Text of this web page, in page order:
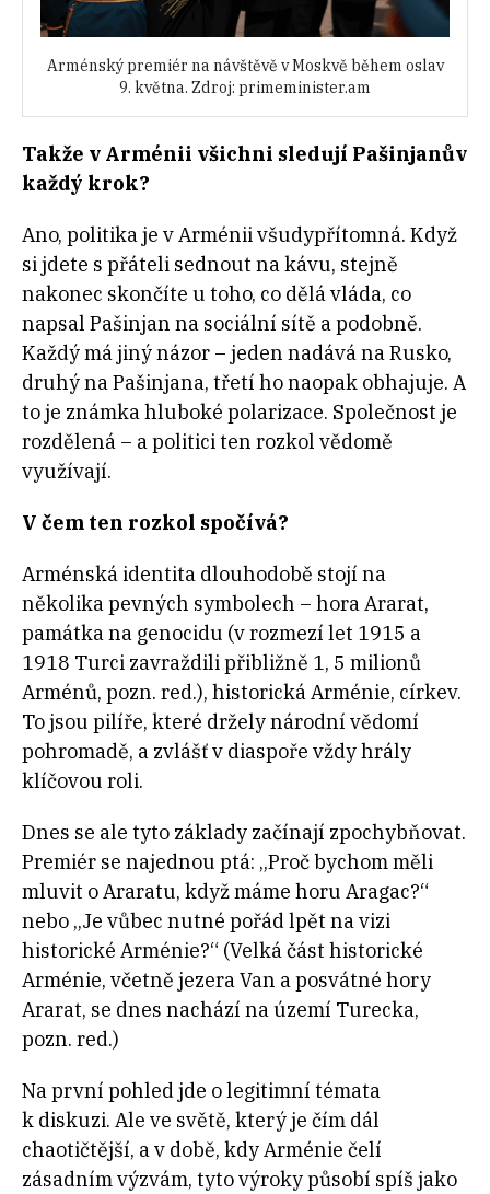
Arménský premiér na návštěvě v Moskvě během oslav
9. května. Zdroj: primeminister.am
Takže v Arménii všichni sledují Pašinjanův
každý krok?
Ano, politika je v Arménii všudypřítomná. Když
si jdete s přáteli sednout na kávu, stejně
nakonec skončíte u toho, co dělá vláda, co
napsal Pašinjan na sociální sítě a podobně.
Každý má jiný názor – jeden nadává na Rusko,
druhý na Pašinjana, třetí ho naopak obhajuje. A
to je známka hluboké polarizace. Společnost je
rozdělená – a politici ten rozkol vědomě
využívají.​​
V čem ten rozkol spočívá?
Arménská identita dlouhodobě stojí na
několika pevných symbolech – hora Ararat,
památka na genocidu (v rozmezí let 1915 a
1918 Turci zavraždili přibližně 1, 5 milionů
Arménů, pozn. red.), historická Arménie, církev.
To jsou pilíře, které držely národní vědomí
pohromadě, a zvlášť v diaspoře vždy hrály
klíčovou roli.
Dnes se ale tyto základy začínají zpochybňovat.
Premiér se najednou ptá: „Proč bychom měli
mluvit o Araratu, když máme horu Aragac?“
nebo „Je vůbec nutné pořád lpět na vizi
historické Arménie?“ (Velká část historické
Arménie, včetně jezera Van a posvátné hory
Ararat, se dnes nachází na území Turecka,
pozn. red.)
Na první pohled jde o legitimní témata
k diskuzi. Ale ve světě, který je čím dál
chaotičtější, a v době, kdy Arménie čelí
zásadním výzvám, tyto výroky působí spíš jako